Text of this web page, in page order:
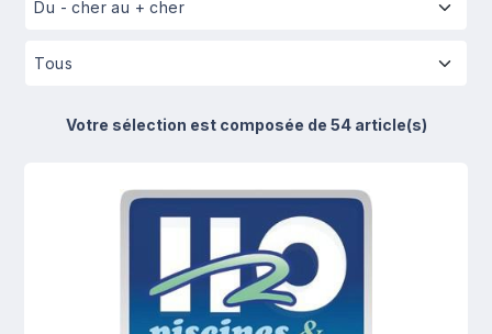
Votre sélection est composée de 54 article(s)